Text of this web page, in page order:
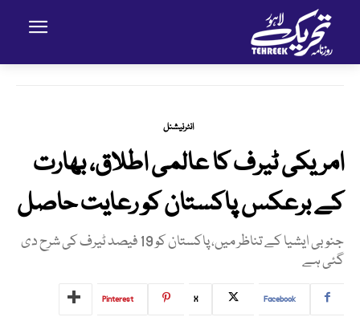
انٹرنیشنل
امریکی ٹیرف کا عالمی اطلاق، بھارت
کے برعکس پاکستان کو رعایت حاصل
جنوبی ایشیا کے تناظر میں، پاکستان کو 19 فیصد ٹیرف کی شرح دی
گئی ہے
Facebook
X
Pinterest